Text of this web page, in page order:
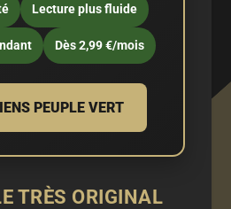
Lecture plus fluide
Dès 2,99 €/mois
PEUPLE VERT
TRÈS ORIGINAL